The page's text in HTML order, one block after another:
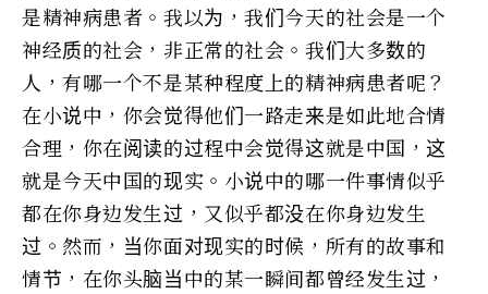
是精神病患者。我以为，我们今天的社会是一个
神经质的社会，非正常的社会。我们大多数的
人，有哪一个不是某种程度上的精神病患者呢？
在小说中，你会觉得他们一路走来是如此地合情
合理，你在阅读的过程中会觉得这就是中国，这
就是今天中国的现实。小说中的哪一件事情似乎
都在你身边发生过，又似乎都没在你身边发生
过。然而，当你面对现实的时候，所有的故事和
情节，在你头脑当中的某一瞬间都曾经发生过，